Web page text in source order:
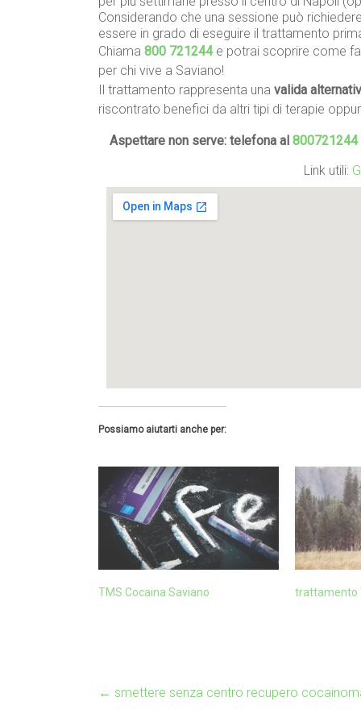
Considerando che una sessione può
essere in grado di eseguire il trattamento
Chiama 800 721244e potrai scoprire come
per chi vive a Saviano!
Il trattamento rappresenta una valida
riscontrato benefici da altri tipi di terapie
Aspettare non serve: telefona al 800721244
Link utili:
Possiamo aiutarti anche per:
TMS Cocaina Saviano trattamento
← smettere senza centro recupero